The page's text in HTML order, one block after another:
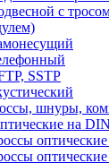
с
SSTP
шнуры,
на